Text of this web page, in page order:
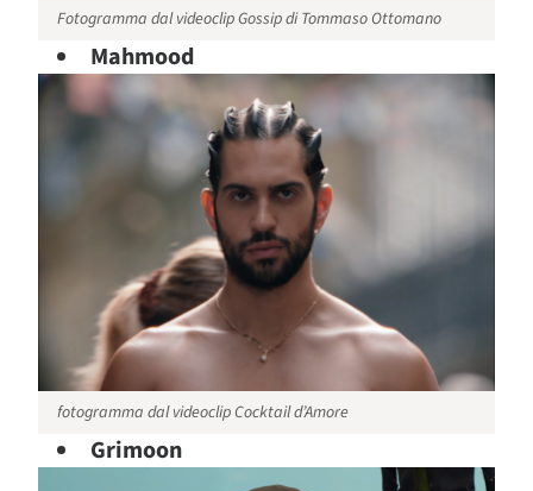
Fotogramma dal videoclip Gossip di Tommaso Ottomano
Mahmood
fotogramma dal videoclip Cocktail d’Amore
Grimoon